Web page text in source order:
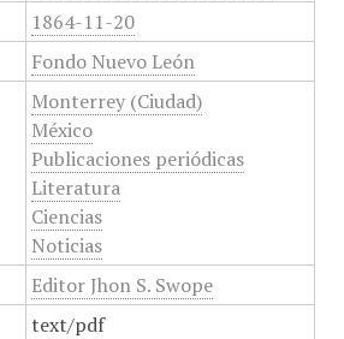
1864-11-20
Fondo Nuevo León
Monterrey (Ciudad)
México
Publicaciones periódicas
Literatura
Ciencias
Noticias
Editor Jhon S. Swope
text/pdf